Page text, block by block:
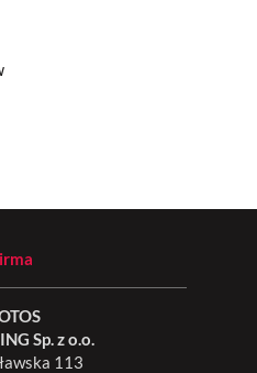
Sp. z o.o.
113